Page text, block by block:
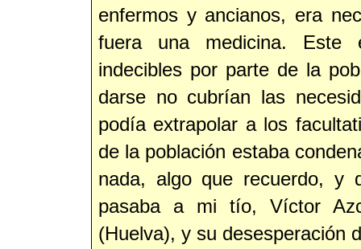
enfermos y ancianos, era
fuera una medicina. Este
indecibles por parte de la
darse no cubrían las
podía extrapolar a los
de la población estaba
nada, algo que recuerdo, y
pasaba a mi tío, Víctor
(Huelva), y su desesperación